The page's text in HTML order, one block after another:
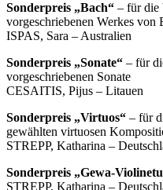
Sonderpreis „Bach“ – für die
vorgeschriebenen Werkes von
ISPAS, Sara – Australien
Sonderpreis „Sonate“ – für
vorgeschriebenen Sonate
CESAITIS, Pijus – Litauen
Sonderpreis „Virtuos“ – für
gewählten virtuosen
STREPP, Katharina –
Sonderpreis „Gewa-
STREPP, Katharina –